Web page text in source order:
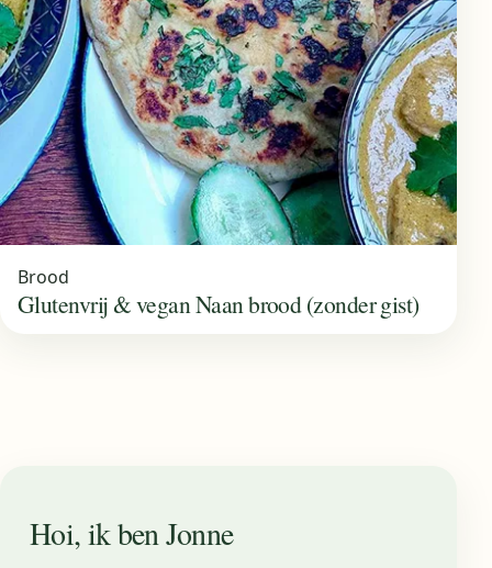
Brood
Glutenvrij & vegan Naan brood (zonder gist)
Hoi, ik ben Jonne